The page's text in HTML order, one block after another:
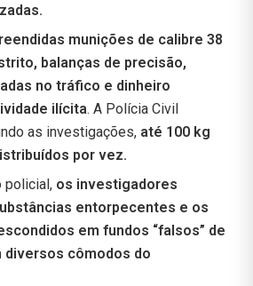
munições de calibre 38
balanças de precisão,
no tráfico e dinheiro
ilícita. A Polícia Civil
as investigações, até 100 kg
por vez.
policial, os investigadores
entorpecentes e os
em fundos “falsos” de
cômodos do